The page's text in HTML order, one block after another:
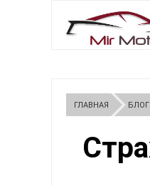
ГЛАВНАЯ БЛОГ